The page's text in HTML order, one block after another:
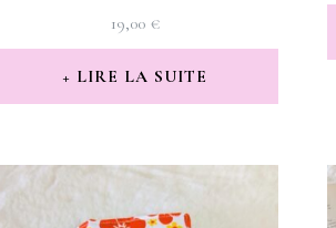
19,00 €
LIRE LA SUITE